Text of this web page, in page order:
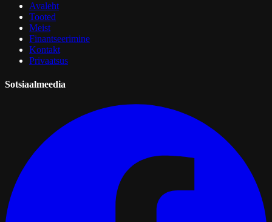
Avaleht
Tooted
Meist
Finantseerimine
Kontakt
Privaatsus
Sotsiaalmeedia